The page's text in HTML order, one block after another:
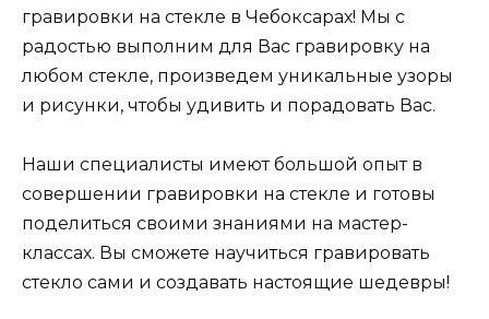
гравировки на стекле в Чебоксарах! Мы с
радостью выполним для Вас гравировку на
любом стекле, произведем уникальные узоры
и рисунки, чтобы удивить и порадовать Вас.
Наши специалисты имеют большой опыт в
совершении гравировки на стекле и готовы
поделиться своими знаниями на мастер-
классах. Вы сможете научиться гравировать
стекло сами и создавать настоящие шедевры!